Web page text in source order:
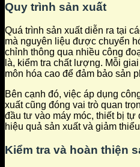
Quy trình sản xuất
Quá trình sản xuất diễn ra tại
mà nguyên liệu được chuyển
chỉnh thông qua nhiều công
là, kiểm tra chất lượng. Mỗi
môn hóa cao để đảm bảo sản
Bên cạnh đó, việc áp dụng
xuất cũng đóng vai trò quan
đầu tư vào máy móc, thiết bị tự
hiệu quả sản xuất và giảm
Kiểm tra và hoàn thiện